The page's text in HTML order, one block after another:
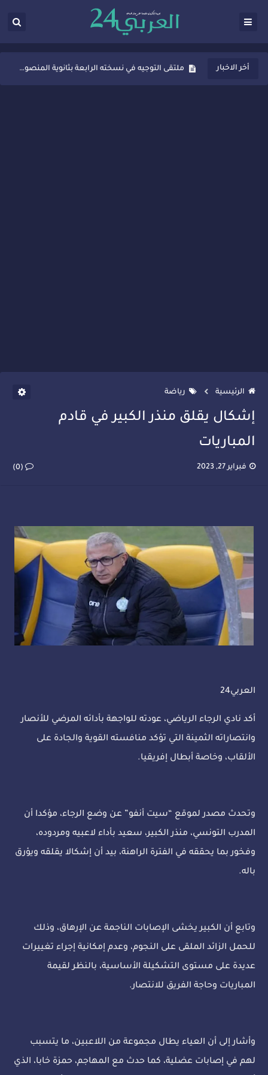
أخر الاخبار
ثانوية المنصور الذهبي بسيدي قاسم تُعزّز ثقافة التوجيه المدرسي بمبادرة نوعية تجمع بين التفاعل والتكريم
ملتقى التوجيه في نسخته الرابعة بثانوية المنصور الذهبي بسيدي قاسم
الرئيسية رياضة
إشكال يقلق منذر الكبير في قادم
المباريات
فبراير 27, 2023 (0)
العربي24
أكد نادي الرجاء الرياضي، عودته للواجهة بأدائه المرضي للأنصار
وانتصاراته الثمينة التي تؤكد منافسته القوية والجادة على
الألقاب، وخاصة أبطال إفريقيا.
وتحدث مصدر لموقع “سيت أنفو” عن وضع الرجاء، مؤكدا أن
المدرب التونسي، منذر الكبير، سعيد بأداء لاعبيه ومردوده،
وفخور بما يحققه في الفترة الراهنة، بيد أن إشكالا يقلقه ويؤرق
باله.
وتابع أن الكبير يخشى الإصابات الناجمة عن الإرهاق، وذلك
للحمل الزائد الملقى على النجوم، وعدم إمكانية إجراء تغييرات
عديدة على مستوى التشكيلة الأساسية، بالنظر لقيمة
المباريات وحاجة الفريق للانتصار.
وأشار إلى أن العياء يطال مجموعة من اللاعبين، ما يتسبب
لهم في إصابات عضلية، كما حدث مع المهاجم، حمزة خابا، الذي